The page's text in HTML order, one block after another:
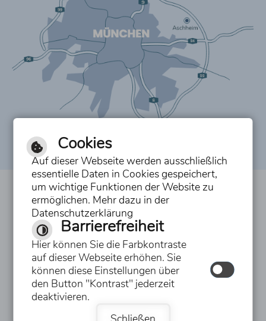
Inhalt
Impressum
Datenschutzerklärung
Erklärung zur Barrierefreiheit
Hilfe
Cookies
Auf dieser Webseite werden ausschließlich
essentielle Daten in Cookies gespeichert,
um wichtige Funktionen der Website zu
ermöglichen. Mehr dazu in der
Datenschutzerklärung
Barrierefreiheit
Hier können Sie die Farbkontraste
auf dieser Webseite erhöhen. Sie
können diese Einstellungen über
den Button "Kontrast" jederzeit
deaktivieren.